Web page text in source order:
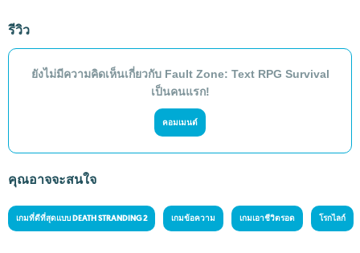
รีวิว
ยังไม่มีความคิดเห็นเกี่ยวกับ Fault Zone: Text RPG Survival
เป็นคนแรก!
คอมเมนต์
คุณอาจจะสนใจ
เกมที่ดีที่สุดแบบ DEATH STRANDING 2 เกมข้อความ เกมเอาชีวิตรอด โรกไลก์